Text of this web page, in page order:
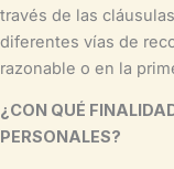
través de las
diferentes vías de
razonable o en la
¿CON QUÉ
PERSONALES?